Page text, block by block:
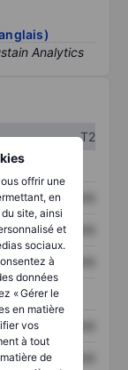
offrir une
en
site, ainsi
et
sociaux.
à
données
« Gérer le
en matière
vos
à tout
de
T2
XXXXXXX
XXXXXXX
XXXXXXX
XXXXXXX